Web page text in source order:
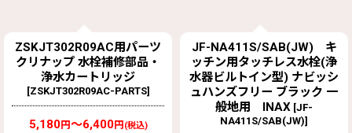
ZSKJT302R09AC用パーツ
クリナップ 水栓補修部品・
浄水カートリッジ
[ZSKJT302R09AC-PARTS]
5,180円～6,400円 (税込)
JF-NA411S/SAB(JW) キ
ッチン用タッチレス水栓(浄
水器ビルトイン型) ナビッシ
ュハンズフリー ブラック 一
般地用 INAX [JF-
NA411S/SAB(JW)]